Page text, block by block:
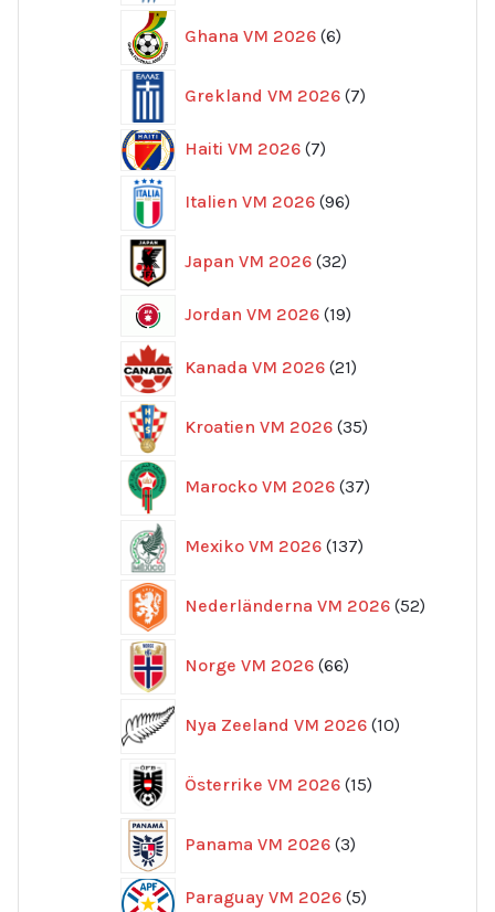
Ghana VM 2026 6
produkter
Grekland VM 2026 7
produkter
Haiti VM 2026 77
Italien VM 2026 96
produkter
Japan VM 2026 32
produkter
Jordan VM 2026 1919
Kanada VM 2026 21
produkter
Kroatien VM 2026 35
produkter
Marocko VM 2026 37
produkter
Mexiko VM 2026 137
produkter
Nederländerna VM 2026 52
Norge VM 2026 66
produkter
Nya Zeeland VM 2026 10
produkter
Österrike VM 2026 15
produkter
Panama VM 2026 3
produkter
Paraguay VM 2026 55